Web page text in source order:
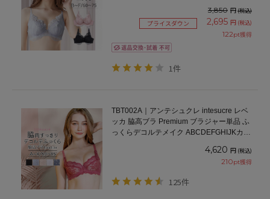
3,850 円(税込)
プライスダウン 2,695 円 (税込)
122pt獲得
1件
TBT002A｜アンテシュクレ intesucre レベ
ッカ 脇高ブラ Premium ブラジャー単品 ふ
っくらデコルテメイク ABCDEFGHIJKカッ
4,620 円 (税込)
210pt獲得
125件